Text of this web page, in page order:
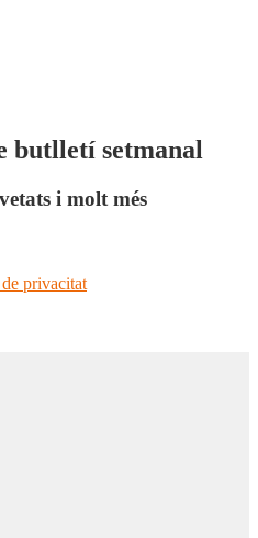
butlletí setmanal
i molt més
privacitat